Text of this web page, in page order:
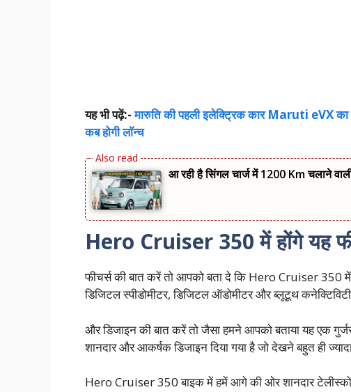
यह भी पढ़ें:-मारुति की पहली इलेक्ट्रिक कार Maruti eVX
कब होगी लॉन्च
आ रही है सिंगल चार्ज में 1200 Km चलाने
Hero Cruiser 350 में होंगे यह
फीचर्स की बात करें तो आपको बता दे कि Hero Cruiser
डिजिटल स्पीडोमीटर, डिजिटल ऑडोमीटर और ब्लूटूथ
और डिजाइन की बात करें तो जैसा हमने आपको बताया यह एक
शानदार और आकर्षक डिजाइन दिया गया है जो देखने बहुत ही
Hero Cruiser 350 बाइक में हमें आगे की ओर शानदार